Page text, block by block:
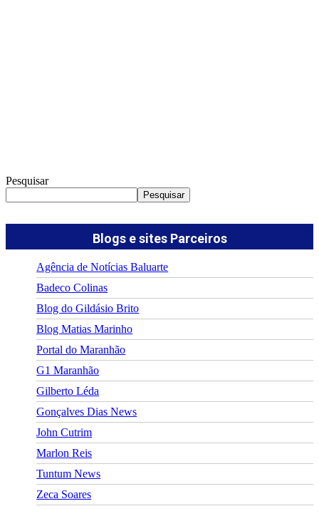
Pesquisar
Pesquisar
Blogs e sites Parceiros
Agência de Notícias Baluarte
Badeco Colinas
Blog do Gildásio Brito
Blog Matias Marinho
Portal do Maranhão
G1 Maranhão
Gilberto Léda
Gonçalves Dias News
John Cutrim
Marlon Reis
Tuntum News
Zeca Soares